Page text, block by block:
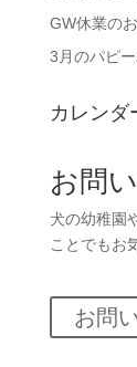
GW休業の
3月のパピ
カレンダ
お問
犬の幼稚園
ことでもお
お問